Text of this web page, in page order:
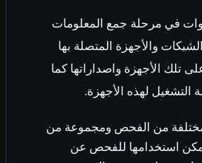
في مرحلة جمع المعلومات
والأجهزة المتصلة بها
تلك الأجهزة واصداراتها كما
التشغيل لهذه الأجهزة.
مختلفة من الفحص ومجموعة من
استخدامها للفحص عن